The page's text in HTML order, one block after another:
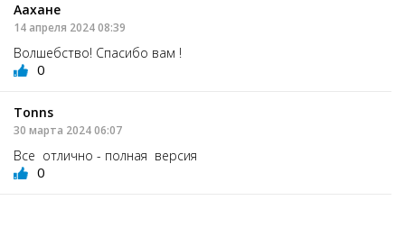
Аахане
14 апреля 2024 08:39
Волшебство! Спасибо вам !
0
Tonns
30 марта 2024 06:07
Все отлично - полная версия
0